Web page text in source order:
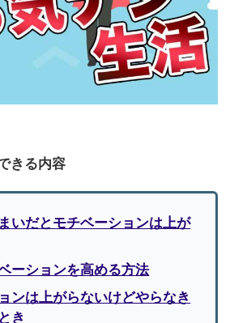
きる内容
いだとモチベーションは上が
ーションを高める方法
ンは上がらないけどやらなき
き